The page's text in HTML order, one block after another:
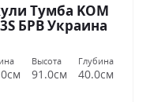
Тумба KOM
БРВ Украина
Высота
91.0см
Глубина
40.0см